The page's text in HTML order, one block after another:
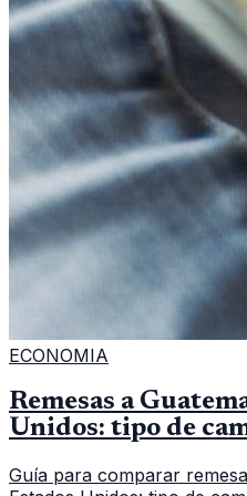
ECONOMIA
Remesas a
Unidos: tipo de
Guía para comparar